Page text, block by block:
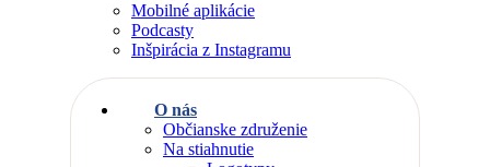
Mobilné aplikácie
Podcasty
Inšpirácia z Instagramu
O nás
Občianske združenie
Na stiahnutie